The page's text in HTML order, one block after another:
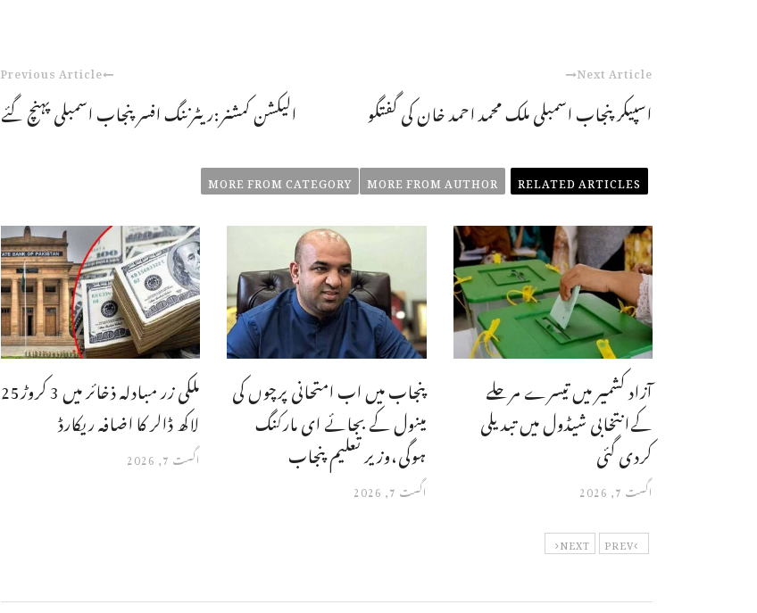
Previous Article
الیکشن کمشنر:ریٹرننگ افسر پنجاب اسمبلی پہنچ گئے
Next Article
اسپیکر پنجاب اسمبلی ملک محمد احمد خان کی گفتگو
RELATED ARTICLES
MORE FROM AUTHOR
MORE FROM CATEGORY
ملکی زر مبادلہ ذخائر میں 3 کروڑ25
لاکھ ڈالر کا اضافہ ریکارڈ
اگست 7, 2026
پنجاب میں اب امتحانی پرچوں کی
مینول کے بجائے ای مارکنگ
ہوگی،وزیر تعلیم پنجاب
اگست 7, 2026
آزاد کشمیر میں تیسرے مرحلے
کےانتخابی شیڈول میں تبدیلی
کردی گئی
اگست 7, 2026
PREV
NEXT